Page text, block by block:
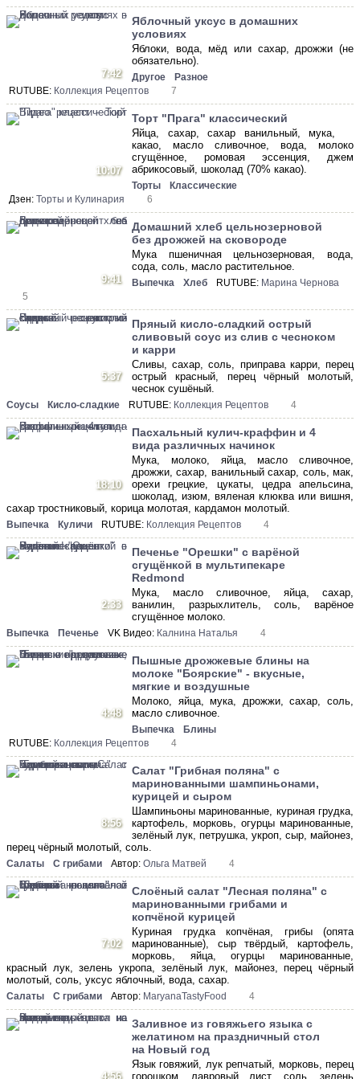
7:42
Яблочный уксус в домашних
условиях
Яблоки, вода, мёд или сахар, дрожжи (не
обязательно).
Другое
Разное
RUTUBE: Коллекция Рецептов 7
10:07
Торт "Прага" классический
Яйца, сахар, сахар ванильный, мука,
какао, масло сливочное, вода, молоко
сгущённое, ромовая эссенция, джем
абрикосовый, шоколад (70% какао).
Торты
Классические
Дзен: Торты и Кулинария 6
9:41
Домашний хлеб цельнозерновой
без дрожжей на сковороде
Мука пшеничная цельнозерновая, вода,
сода, соль, масло растительное.
Выпечка Хлеб RUTUBE: Марина Чернова
5
5:37
Пряный кисло-сладкий острый
сливовый соус из слив с чесноком
и карри
Сливы, сахар, соль, приправа карри, перец
острый красный, перец чёрный молотый,
чеснок сушёный.
Соусы Кисло-сладкие RUTUBE: Коллекция Рецептов 4
18:10
Пасхальный кулич-краффин и 4
вида различных начинок
Мука, молоко, яйца, масло сливочное,
дрожжи, сахар, ванильный сахар, соль, мак,
орехи грецкие, цукаты, цедра апельсина,
шоколад, изюм, вяленая клюква или вишня,
сахар тростниковый, корица молотая, кардамон молотый.
Выпечка Куличи RUTUBE: Коллекция Рецептов 4
2:33
Печенье "Орешки" с варёной
сгущёнкой в мультипекаре
Redmond
Мука, масло сливочное, яйца, сахар,
ванилин, разрыхлитель, соль, варёное
сгущённое молоко.
Выпечка Печенье VK Видео: Калнина Наталья 4
4:48
Пышные дрожжевые блины на
молоке "Боярские" - вкусные,
мягкие и воздушные
Молоко, яйца, мука, дрожжи, сахар, соль,
масло сливочное.
Выпечка
Блины
RUTUBE: Коллекция Рецептов 4
8:56
Салат "Грибная поляна" c
маринованными шампиньонами,
курицей и сыром
Шампиньоны маринованные, куриная грудка,
картофель, морковь, огурцы маринованные,
зелёный лук, петрушка, укроп, сыр, майонез,
перец чёрный молотый, соль.
Салаты С грибами Автор: Ольга Матвей 4
7:02
Слоёный салат "Лесная поляна" c
маринованными грибами и
копчёной курицей
Куриная грудка копчёная, грибы (опята
маринованные), сыр твёрдый, картофель,
морковь, яйца, огурцы маринованные,
красный лук, зелень укропа, зелёный лук, майонез, перец чёрный
молотый, соль, уксус яблочный, вода, сахар.
Салаты С грибами Автор: MaryanaTastyFood 4
4:56
Заливное из говяжьего языка с
желатином на праздничный стол
на Новый год
Язык говяжий, лук репчатый, морковь, перец
горошком, лавровый лист, соль, зелень